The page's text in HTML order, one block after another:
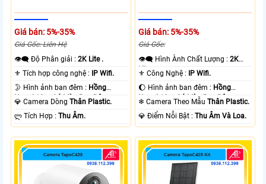
Giá bán: 5%-35%
Giá Gốc: Liên Hệ
👁️‍🗨 Độ Phân giải :2K Lite .
⚜️ Tích hợp công nghệ : IP Wifi.
🌛 Hình ảnh ban đêm : Hồng
Ngoại 10m Có Màu Ban Ðêm.
💎 Camera DòngThân Plastic.
️ლ Tích Hợp :Thu Âm.
Giá bán: 5%-35%
Giá Gốc:
👁️‍🗨 Hình Ành Chất Lượng :2K
Lite .
⚜️ Công Nghệ : IP Wifi.
🌔 Hình ảnh ban đêm : Hồng
Ngoại 10m Có Màu Ban Ðêm.
❄ Camera Theo MẫuThân Plastic.
️💎 Điểm Nỗi Bật :Thu Âm Và Loa.